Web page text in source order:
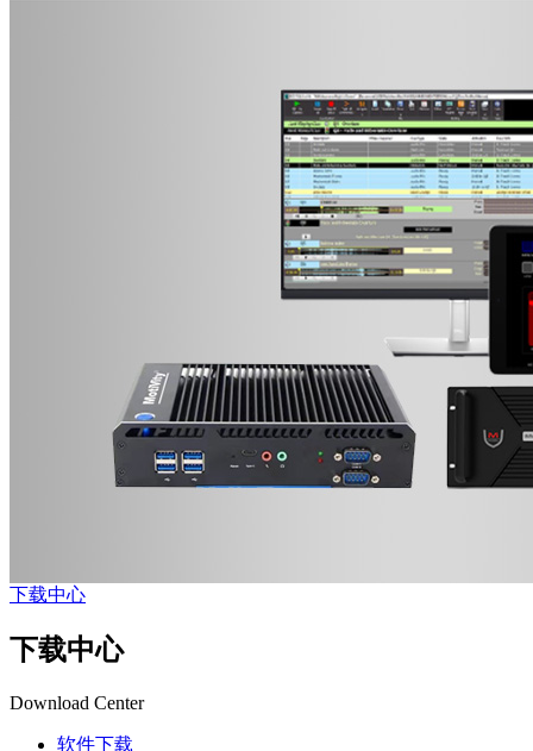
下载中心
下载中心
Download Center
软件下载